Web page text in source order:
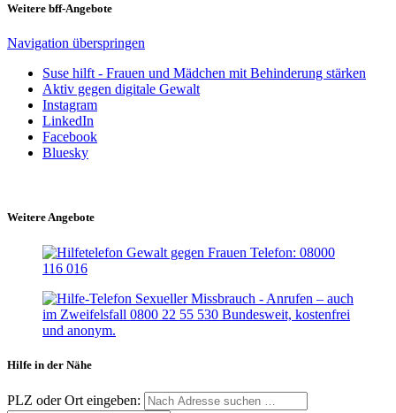
Weitere bff-Angebote
Navigation überspringen
Suse hilft - Frauen und Mädchen mit Behinderung stärken
Aktiv gegen digitale Gewalt
Instagram
LinkedIn
Facebook
Bluesky
Weitere Angebote
Hilfe in der Nähe
PLZ oder Ort eingeben: